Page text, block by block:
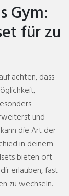
Gym:
für zu
achten, dass
und
die Art der
in deinem
bieten oft
erlauben, fast
zu wechseln.